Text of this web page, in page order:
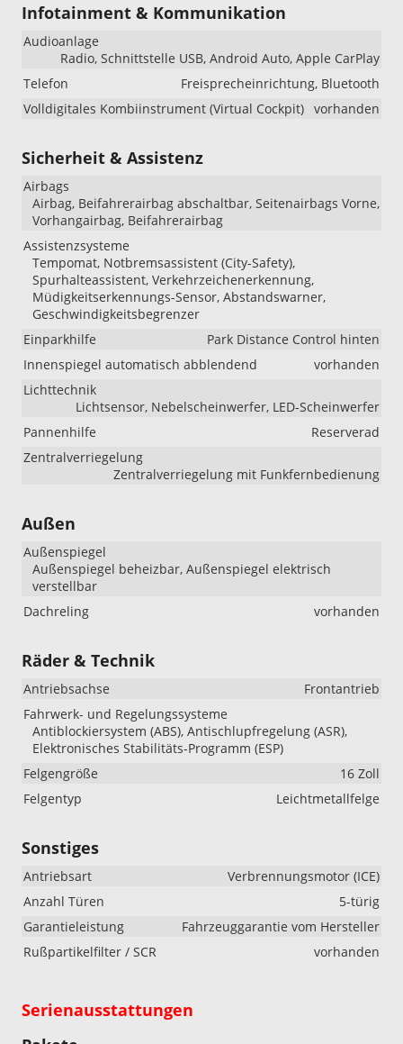
Infotainment & Kommunikation
Audioanlage
Radio, Schnittstelle USB, Android Auto, Apple CarPlay
Telefon
Freisprecheinrichtung, Bluetooth
Volldigitales Kombiinstrument (Virtual Cockpit) vorhanden
Sicherheit & Assistenz
Airbags
Airbag, Beifahrerairbag abschaltbar, Seitenairbags Vorne,
Vorhangairbag, Beifahrerairbag
Assistenzsysteme
Tempomat, Notbremsassistent (City-Safety),
Spurhalteassistent, Verkehrzeichenerkennung,
Müdigkeitserkennungs-Sensor, Abstandswarner,
Geschwindigkeitsbegrenzer
Einparkhilfe
Park Distance Control hinten
Innenspiegel automatisch abblendend
vorhanden
Lichttechnik
Lichtsensor, Nebelscheinwerfer, LED-Scheinwerfer
Pannenhilfe
Reserverad
Zentralverriegelung
Zentralverriegelung mit Funkfernbedienung
Außen
Außenspiegel
Außenspiegel beheizbar, Außenspiegel elektrisch
verstellbar
Dachreling
vorhanden
Räder & Technik
Antriebsachse
Frontantrieb
Fahrwerk- und Regelungssysteme
Antiblockiersystem (ABS), Antischlupfregelung (ASR),
Elektronisches Stabilitäts-Programm (ESP)
Felgengröße
16 Zoll
Felgentyp
Leichtmetallfelge
Sonstiges
Antriebsart
Verbrennungsmotor (ICE)
Anzahl Türen
5-türig
Garantieleistung
Fahrzeuggarantie vom Hersteller
Rußpartikelfilter / SCR
vorhanden
Serienausstattungen